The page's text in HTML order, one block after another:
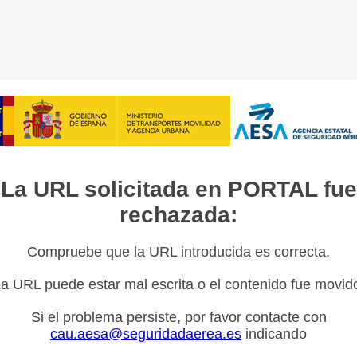
La URL solicitada en PORTAL fue
rechazada:
Compruebe que la URL introducida es correcta.
URL puede estar mal escrita o el contenido fue
Si el problema persiste, por favor contacte con
cau.aesa@seguridadaerea.es indicando